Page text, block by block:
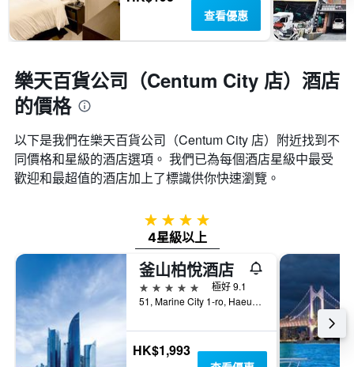
查看優惠
樂天百貨公司（Centum City 店）酒店
的價格
以下是我們在樂天百貨公司（Centum City 店）​附近找到不
同價格和星級的酒店選項。 我們已為每個酒店星級中最受
歡迎和最超值的酒店加上了標識供你快速瀏覽。
4星級
4星級以上
釜山柏悅酒店
5星級
極好 9.1
51, Marine City 1-ro, Haeundae-gu, 釜山, 韓國
HK$1,993